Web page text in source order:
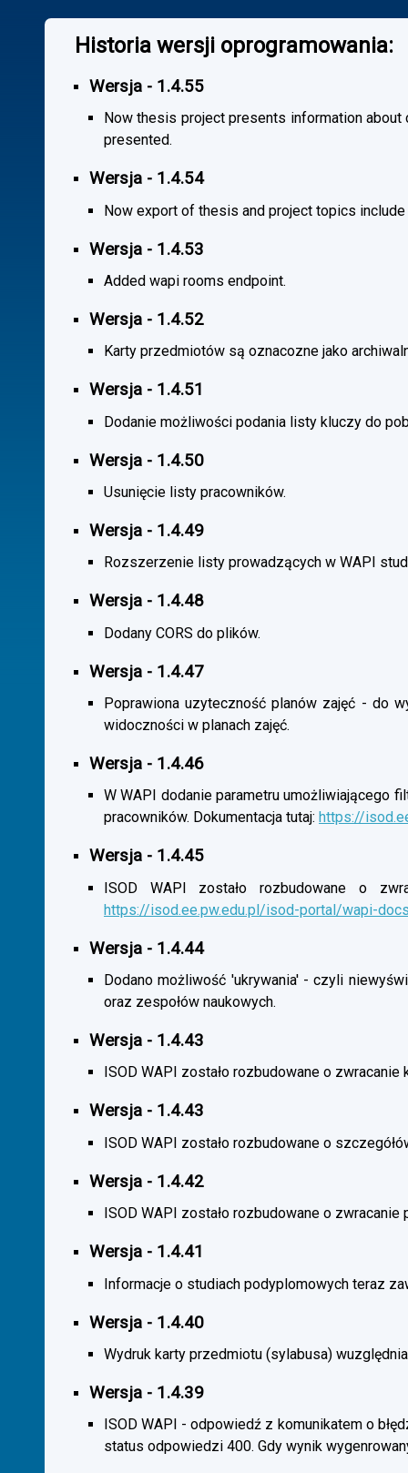
Historia wersji oprogramowania:
Wersja - 1.4.55
Now thesis project presents information
presented.
Wersja - 1.4.54
Now export of thesis and project topics
Wersja - 1.4.53
Added wapi rooms endpoint.
Wersja - 1.4.52
Karty przedmiotów są oznacozne jako
Wersja - 1.4.51
Dodanie możliwości podania listy kluczy do
Wersja - 1.4.50
Usunięcie listy pracowników.
Wersja - 1.4.49
Rozszerzenie listy prowadzących w WAPI
Wersja - 1.4.48
Dodany CORS do plików.
Wersja - 1.4.47
Poprawiona uzyteczność planów zajęć - do
widoczności w planach zajęć.
Wersja - 1.4.46
W WAPI dodanie parametru umożliwiającego
pracowników. Dokumentacja tutaj: https://
Wersja - 1.4.45
ISOD WAPI zostało rozbudowane o
https://isod.ee.pw.edu.pl/isod-portal/wapi-
Wersja - 1.4.44
Dodano możliwość 'ukrywania' - czyli
oraz zespołów naukowych.
Wersja - 1.4.43
ISOD WAPI zostało rozbudowane o
Wersja - 1.4.43
ISOD WAPI zostało rozbudowane o
Wersja - 1.4.42
ISOD WAPI zostało rozbudowane o zwracanie
Wersja - 1.4.41
Informacje o studiach podyplomowych teraz
Wersja - 1.4.40
Wydruk karty przedmiotu (sylabusa)
Wersja - 1.4.39
ISOD WAPI - odpowiedź z komunikatem o
status odpowiedzi 400. Gdy wynik